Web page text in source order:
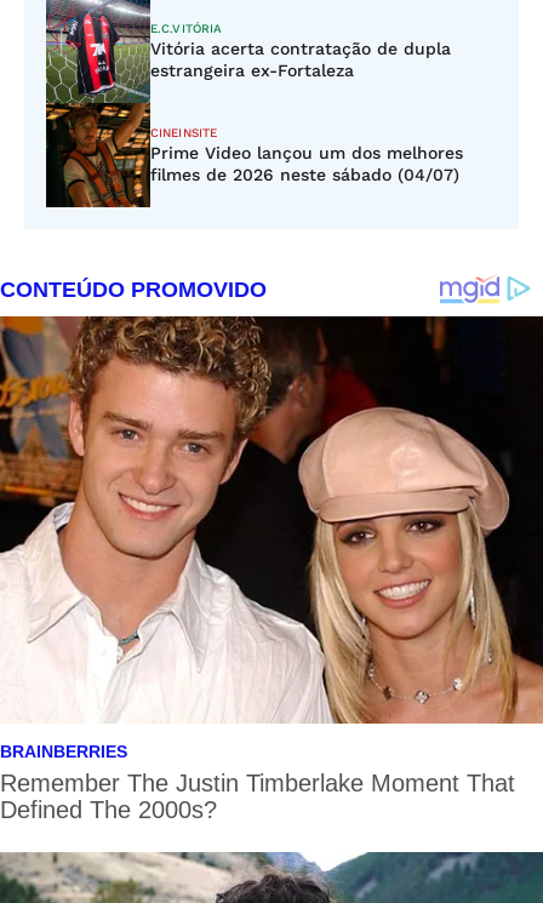
E.C.VITÓRIA
Vitória acerta contratação de dupla
estrangeira ex-Fortaleza
CINEINSITE
Prime Video lançou um dos melhores
filmes de 2026 neste sábado (04/07)